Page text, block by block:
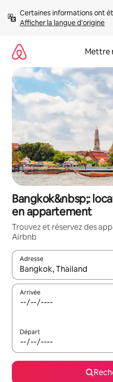
directement
Afficher la langue d'origine
Mettre
Bangkok&nbsp;:
en appartement
Trouvez et réservez des
Airbnb
Adresse
Lorsque les résultats
Arrivée
Départ